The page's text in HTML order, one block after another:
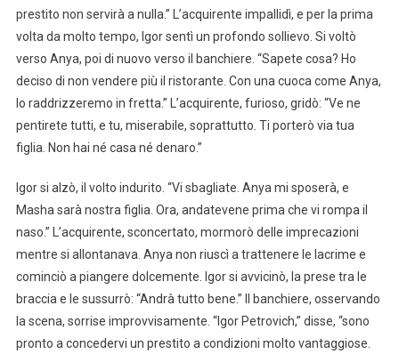
prestito non servirà a nulla.” L’acquirente impallidì, e per la prima
volta da molto tempo, Igor sentì un profondo sollievo. Si voltò
verso Anya, poi di nuovo verso il banchiere. “Sapete cosa? Ho
deciso di non vendere più il ristorante. Con una cuoca come Anya,
lo raddrizzeremo in fretta.” L’acquirente, furioso, gridò: “Ve ne
pentirete tutti, e tu, miserabile, soprattutto. Ti porterò via tua
figlia. Non hai né casa né denaro.”
Igor si alzò, il volto indurito. “Vi sbagliate. Anya mi sposerà, e
Masha sarà nostra figlia. Ora, andatevene prima che vi rompa il
naso.” L’acquirente, sconcertato, mormorò delle imprecazioni
mentre si allontanava. Anya non riuscì a trattenere le lacrime e
cominciò a piangere dolcemente. Igor si avvicinò, la prese tra le
braccia e le sussurrò: “Andrà tutto bene.” Il banchiere, osservando
la scena, sorrise improvvisamente. “Igor Petrovich,” disse, “sono
pronto a concedervi un prestito a condizioni molto vantaggiose.